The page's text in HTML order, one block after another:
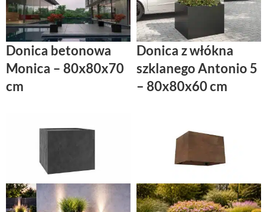
Donica betonowa
Monica – 80x80x70
cm
Donica z włókna
szklanego Antonio 5
– 80x80x60 cm